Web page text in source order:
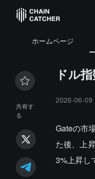
ホームページ
共有す
る
ドル
2026-06-09
Gateの市
た後、上
3%上昇し